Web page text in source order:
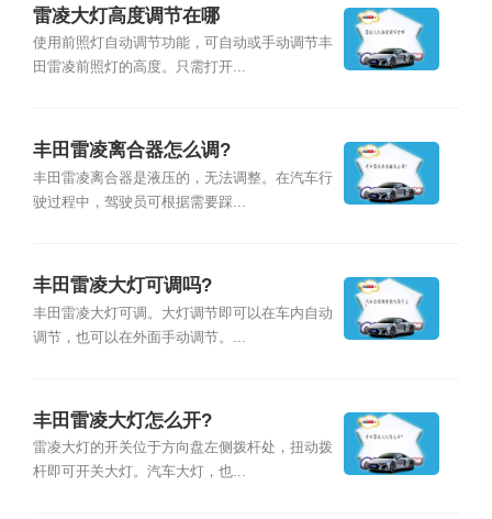
雷凌大灯高度调节在哪
使用前照灯自动调节功能，可自动或手动调节丰
田雷凌前照灯的高度。只需打开...
丰田雷凌离合器怎么调?
丰田雷凌离合器是液压的，无法调整。在汽车行
驶过程中，驾驶员可根据需要踩...
丰田雷凌大灯可调吗?
丰田雷凌大灯可调。大灯调节即可以在车内自动
调节，也可以在外面手动调节。...
丰田雷凌大灯怎么开?
雷凌大灯的开关位于方向盘左侧拨杆处，扭动拨
杆即可开关大灯。汽车大灯，也...